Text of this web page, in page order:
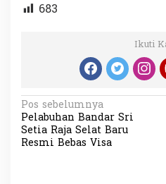
683
Ikuti
N
a
v
Pos sebelumnya
Pelabuhan Bandar Sri
Setia Raja Selat Baru
Resmi Bebas Visa